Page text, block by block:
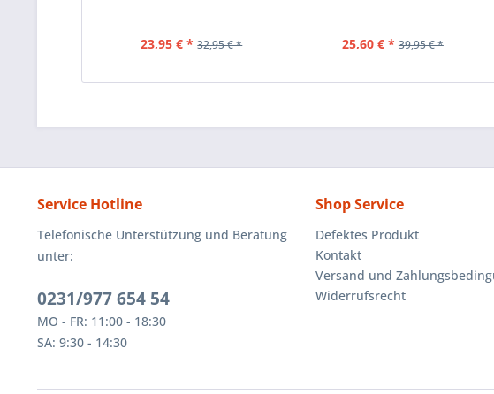
23,95 € * 32,95 € * 25,60 € * 39,95 € *
Service Hotline
Telefonische Unterstützung und Beratung
unter:
0231/977 654 54
MO - FR: 11:00 - 18:30
SA: 9:30 - 14:30
Shop Service
Defektes Produkt
Kontakt
Versand und
Widerrufsrecht